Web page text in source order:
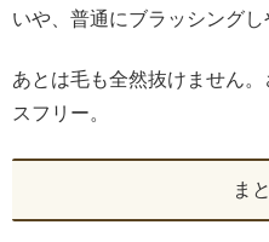
いや、普通にブラッシングし
あとは毛も全然抜けません
スフリー。
ま